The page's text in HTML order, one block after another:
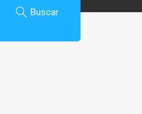
Buscar